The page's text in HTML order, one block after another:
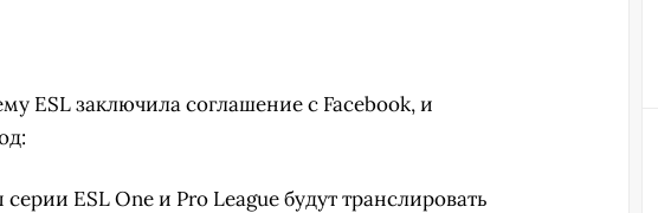
ESL заключила соглашение с Facebook, и
ESL One и Pro League будут транслировать